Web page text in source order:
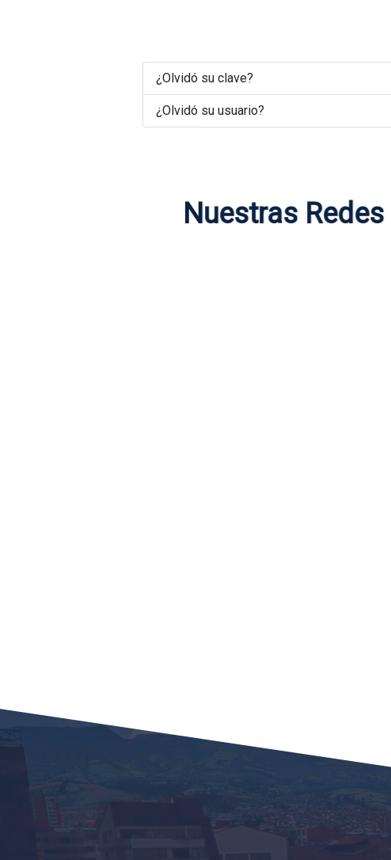
¿Olvidó su clave?
¿Olvidó su usuario?
Nuestras Redes